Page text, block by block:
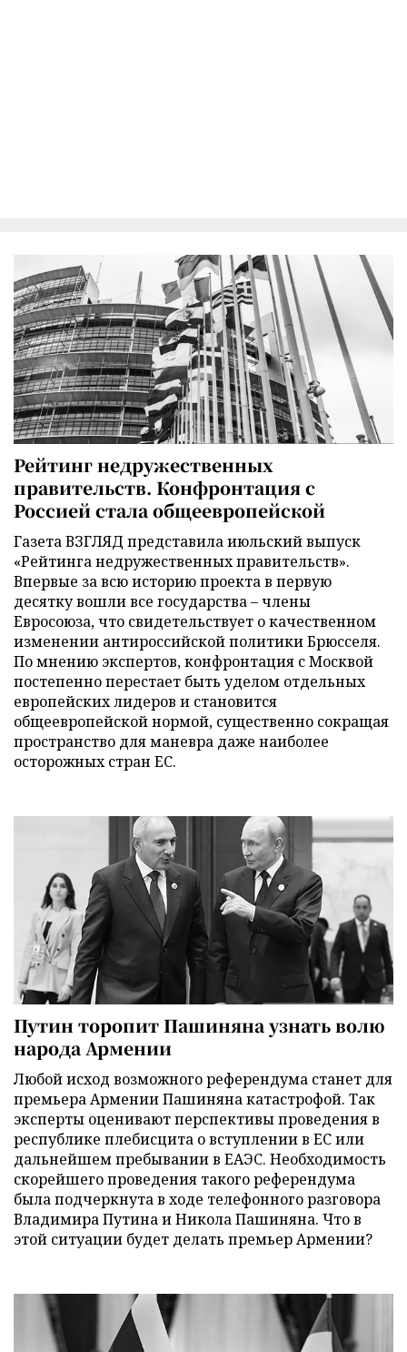
Рейтинг недружественных
правительств. Конфронтация с
Россией стала общеевропейской
Газета ВЗГЛЯД представила июльский выпуск
«Рейтинга недружественных правительств».
Впервые за всю историю проекта в первую
десятку вошли все государства – члены
Евросоюза, что свидетельствует о качественном
изменении антироссийской политики Брюсселя.
По мнению экспертов, конфронтация с Москвой
постепенно перестает быть уделом отдельных
европейских лидеров и становится
общеевропейской нормой, существенно сокращая
пространство для маневра даже наиболее
осторожных стран ЕС.
Путин торопит Пашиняна узнать волю
народа Армении
Любой исход возможного референдума станет для
премьера Армении Пашиняна катастрофой. Так
эксперты оценивают перспективы проведения в
республике плебисцита о вступлении в ЕС или
дальнейшем пребывании в ЕАЭС. Необходимость
скорейшего проведения такого референдума
была подчеркнута в ходе телефонного разговора
Владимира Путина и Никола Пашиняна. Что в
этой ситуации будет делать премьер Армении?